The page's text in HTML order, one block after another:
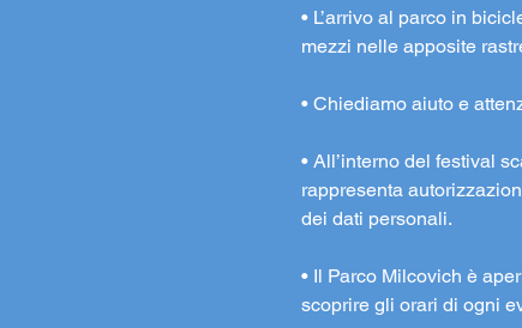
• L’arrivo al parco in
mezzi nelle apposite
• Chiediamo aiuto e
• All’interno del festival
rappresenta
dei dati personali.
• Il Parco Milcovich è
scoprire gli orari di ogni